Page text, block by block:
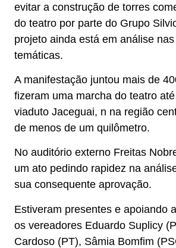
evitar a construção de torres
do teatro por parte do Grupo
projeto ainda está em análise
temáticas.
A manifestação juntou mais de
fizeram uma marcha do teatro
viaduto Jaceguai, n na região
de menos de um quilômetro.
No auditório externo Freitas
um ato pedindo rapidez na
sua consequente aprovação.
Estiveram presentes e apoiando
os vereadores Eduardo Suplicy
Cardoso (PT), Sâmia Bomfim